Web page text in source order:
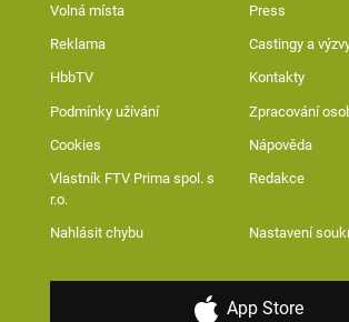
Volná místa Press
Reklama Castingy a
HbbTV Kontakty
Podmínky užívání Zpracování
Cookies Nápověda
Vlastník FTV Prima spol. s
r.o.
Redakce
Nahlásit chybu Nastavení
App Store